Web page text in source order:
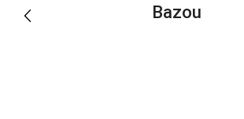
Bazou